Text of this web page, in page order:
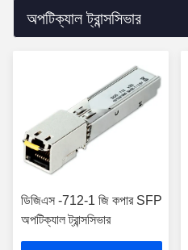
অপটিক্যাল ট্রান্সসিভার
ডিজিএস -712-1 জি কপার SFP
অপটিক্যাল ট্রান্সসিভার